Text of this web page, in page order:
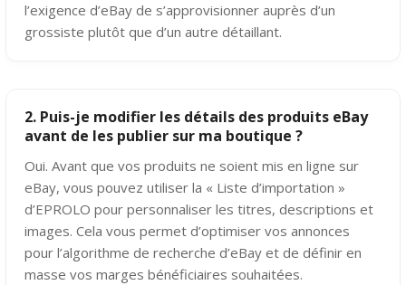
l’exigence d’eBay de s’approvisionner auprès d’un
grossiste plutôt que d’un autre détaillant.
2. Puis-je modifier les détails des produits eBay
avant de les publier sur ma boutique ?
Oui. Avant que vos produits ne soient mis en ligne sur
eBay, vous pouvez utiliser la « Liste d’importation »
d’EPROLO pour personnaliser les titres, descriptions et
images. Cela vous permet d’optimiser vos annonces
pour l’algorithme de recherche d’eBay et de définir en
masse vos marges bénéficiaires souhaitées.